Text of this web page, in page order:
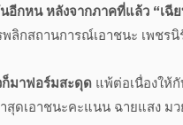
อีกหน หลังจากภาคที่แล้ว “เฉี
พลิกสถานการณ์เอาชนะ เพชร
ก็มาฟอร์มสะดุด แพ้ต่อเนื่องให้
ดเอาชนะคะแนน ฉายแสง มว